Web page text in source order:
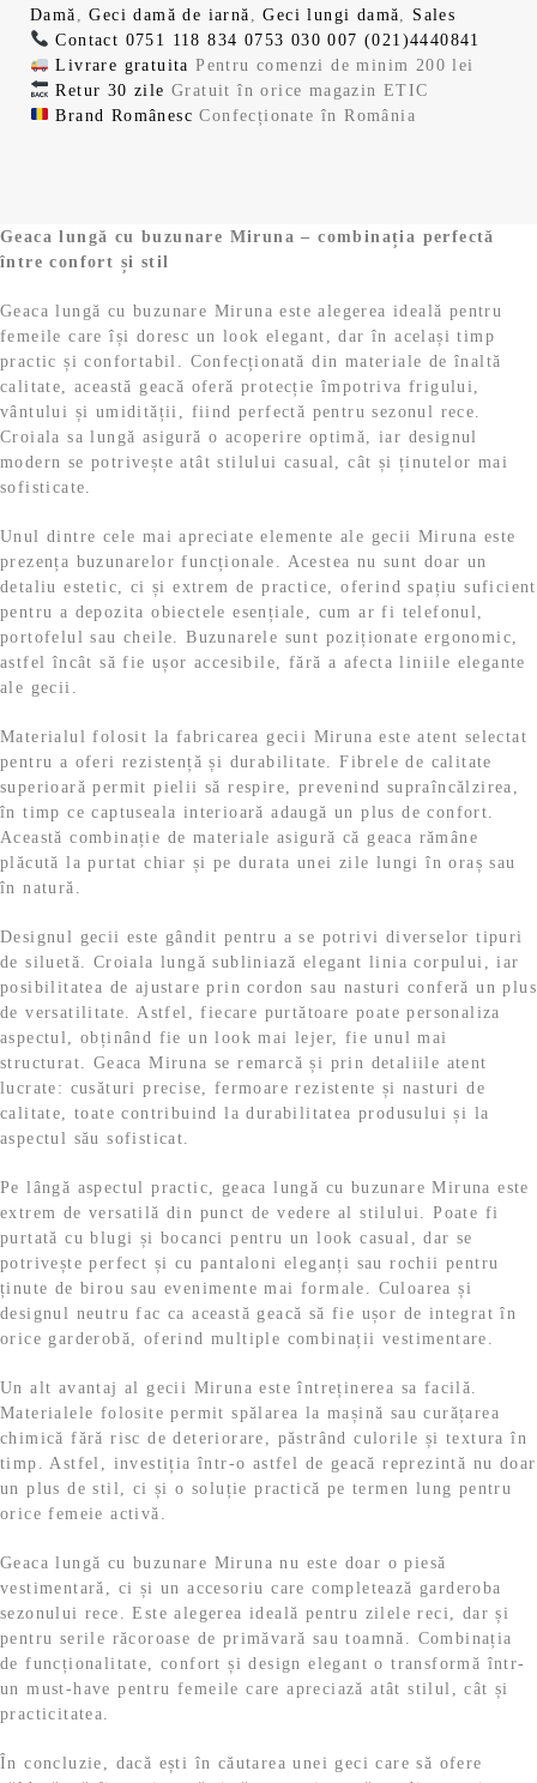
Damă ,Geci damă de iarnă ,Geci lungi damă, Sales
Contact 0751 118 834 0753 030 007 (021)4440841
Livrare gratuitaPentru comenzi de minim 200 lei
Retur 30 zile Gratuit în orice magazin ETIC
Brand RomânescConfecționate în România
Geaca lungă cu buzunare Miruna – combinația perfectă
între confort și stil
Geaca lungă cu buzunare Miruna este alegerea ideală pentru
femeile care își doresc un look elegant, dar în același timp
practic și confortabil. Confecționată din materiale de înaltă
calitate, această geacă oferă protecție împotriva frigului,
vântului și umidității, fiind perfectă pentru sezonul rece.
Croiala sa lungă asigură o acoperire optimă, iar designul
modern se potrivește atât stilului casual, cât și ținutelor mai
sofisticate.
Unul dintre cele mai apreciate elemente ale gecii Miruna este
prezența buzunarelor funcționale. Acestea nu sunt doar un
detaliu estetic, ci și extrem de practice, oferind spațiu suficient
pentru a depozita obiectele esențiale, cum ar fi telefonul,
portofelul sau cheile. Buzunarele sunt poziționate ergonomic,
astfel încât să fie ușor accesibile, fără a afecta liniile elegante
ale gecii.
Materialul folosit la fabricarea gecii Miruna este atent selectat
pentru a oferi rezistență și durabilitate. Fibrele de calitate
superioară permit pielii să respire, prevenind supraîncălzirea,
în timp ce captuseala interioară adaugă un plus de confort.
Această combinație de materiale asigură că geaca rămâne
plăcută la purtat chiar și pe durata unei zile lungi în oraș sau
în natură.
Designul gecii este gândit pentru a se potrivi diverselor tipuri
de siluetă. Croiala lungă subliniază elegant linia corpului, iar
posibilitatea de ajustare prin cordon sau nasturi conferă un plus
de versatilitate. Astfel, fiecare purtătoare poate personaliza
aspectul, obținând fie un look mai lejer, fie unul mai
structurat. Geaca Miruna se remarcă și prin detaliile atent
lucrate: cusături precise, fermoare rezistente și nasturi de
calitate, toate contribuind la durabilitatea produsului și la
aspectul său sofisticat.
Pe lângă aspectul practic, geaca lungă cu buzunare Miruna este
extrem de versatilă din punct de vedere al stilului. Poate fi
purtată cu blugi și bocanci pentru un look casual, dar se
potrivește perfect și cu pantaloni eleganți sau rochii pentru
ținute de birou sau evenimente mai formale. Culoarea și
designul neutru fac ca această geacă să fie ușor de integrat în
orice garderobă, oferind multiple combinații vestimentare.
Un alt avantaj al gecii Miruna este întreținerea sa facilă.
Materialele folosite permit spălarea la mașină sau curățarea
chimică fără risc de deteriorare, păstrând culorile și textura în
timp. Astfel, investiția într-o astfel de geacă reprezintă nu doar
un plus de stil, ci și o soluție practică pe termen lung pentru
orice femeie activă.
Geaca lungă cu buzunare Miruna nu este doar o piesă
vestimentară, ci și un accesoriu care completează garderoba
sezonului rece. Este alegerea ideală pentru zilele reci, dar și
pentru serile răcoroase de primăvară sau toamnă. Combinația
de funcționalitate, confort și design elegant o transformă într-
un must-have pentru femeile care apreciază atât stilul, cât și
practicitatea.
În concluzie, dacă ești în căutarea unei geci care să ofere